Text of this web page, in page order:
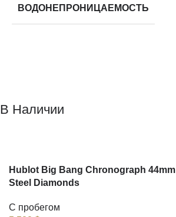
ВОДОНЕПРОНИЦАЕМОСТЬ
В Наличии
Hublot Big Bang Chronograph 44mm
Steel Diamonds
С пробегом